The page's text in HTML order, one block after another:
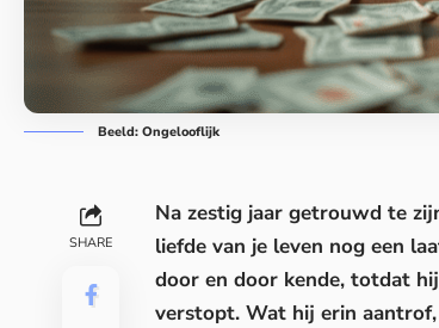
Beeld: Ongelooflijk
SHARE
Na zestig jaar getrouwd te
liefde van je leven nog een
door en door kende, totdat
verstopt. Wat hij erin